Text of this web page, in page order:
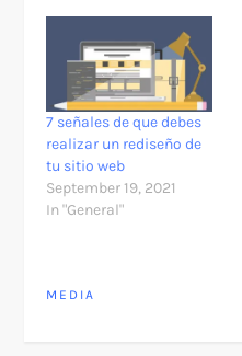
7 señales de que debes
realizar un rediseño de
tu sitio web
September 19, 2021
In "General"
MEDIA